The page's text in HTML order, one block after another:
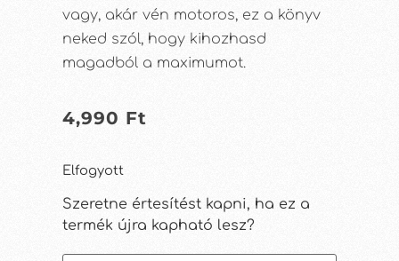
vagy, akár vén motoros, ez a könyv
neked szól, hogy kihozhasd
magadból a maximumot.
4,990 Ft
Elfogyott
Szeretne értesítést kapni, ha ez a
termék újra kapható lesz?